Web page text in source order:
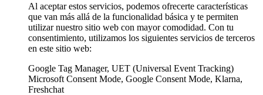
Al aceptar estos servicios, podemos ofrecerte características
que van más allá de la funcionalidad básica y te permiten
utilizar nuestro sitio web con mayor comodidad. Con tu
consentimiento, utilizamos los siguientes servicios de terceros
en este sitio web:
Google Tag Manager, UET (Universal Event Tracking)
Microsoft Consent Mode, Google Consent Mode, Klarna,
Freshchat